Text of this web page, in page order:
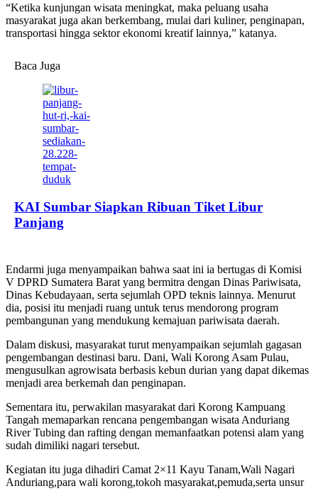
“Ketika kunjungan wisata meningkat, maka peluang usaha
masyarakat juga akan berkembang, mulai dari kuliner, penginapan,
transportasi hingga sektor ekonomi kreatif lainnya,” katanya.
Baca Juga
KAI Sumbar Siapkan Ribuan Tiket Libur
Panjang
Endarmi juga menyampaikan bahwa saat ini ia bertugas di Komisi
V DPRD Sumatera Barat yang bermitra dengan Dinas Pariwisata,
Dinas Kebudayaan, serta sejumlah OPD teknis lainnya. Menurut
dia, posisi itu menjadi ruang untuk terus mendorong program
pembangunan yang mendukung kemajuan pariwisata daerah.
Dalam diskusi, masyarakat turut menyampaikan sejumlah gagasan
pengembangan destinasi baru. Dani, Wali Korong Asam Pulau,
mengusulkan agrowisata berbasis kebun durian yang dapat dikemas
menjadi area berkemah dan penginapan.
Sementara itu, perwakilan masyarakat dari Korong Kampuang
Tangah memaparkan rencana pengembangan wisata Anduriang
River Tubing dan rafting dengan memanfaatkan potensi alam yang
sudah dimiliki nagari tersebut.
Kegiatan itu juga dihadiri Camat 2×11 Kayu Tanam,Wali Nagari
Anduriang,para wali korong,tokoh masyarakat,pemuda,serta unsur